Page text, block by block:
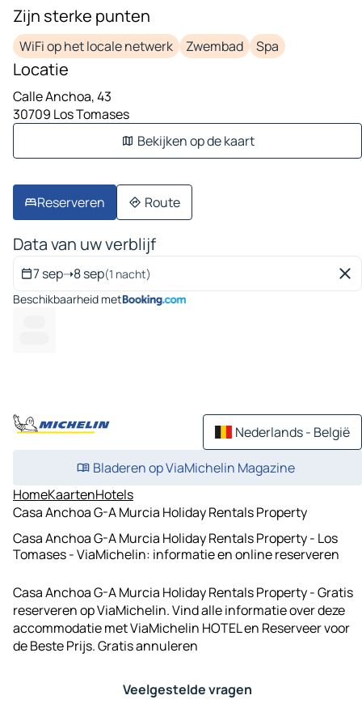
Zijn sterke punten
WiFi op het locale netwerk Zwembad Spa
Locatie
Calle Anchoa, 43
30709 Los Tomases
Bekijken op de kaart
Reserveren Route
Data van uw verblijf
7 sep➝8 sep(1 nacht)
Beschikbaarheid met
Nederlands - België
Bladeren op ViaMichelin Magazine
HomeKaartenHotels
Casa Anchoa G-A Murcia Holiday Rentals Property
Casa Anchoa G-A Murcia Holiday Rentals Property - Los
Tomases - ViaMichelin: informatie en online reserveren
Casa Anchoa G-A Murcia Holiday Rentals Property - Gratis
reserveren op ViaMichelin. Vind alle informatie over deze
accommodatie met ViaMichelin HOTEL en Reserveer voor
de Beste Prijs. Gratis annuleren
Veelgestelde vragen